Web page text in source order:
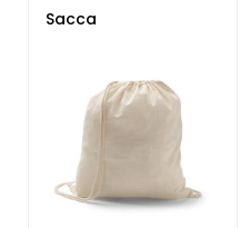
Società Sportive
Sacca